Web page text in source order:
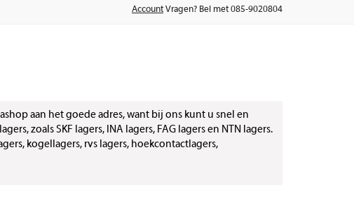
Account Vragen? Bel met 085-9020804
aan het goede adres, want bij ons kunt u snel en
zoals SKF lagers, INA lagers, FAG lagers en NTN lagers.
kogellagers, rvs lagers, hoekcontactlagers,